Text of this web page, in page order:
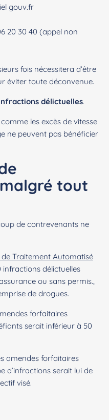
gouv.fr
20 30 40 (appel non
fois nécessitera d’être
éviter toute déconvenue.
délictuelles.
les excès de vitesse
ne peuvent pas bénéficier
tout
de contrevenants ne
Traitement Automatisé
infractions délictuelles
ou sans permis.,
de drogues.
forfaitaires
serait inférieur à 50
amendes forfaitaires
d’infractions serait lui de
visé.